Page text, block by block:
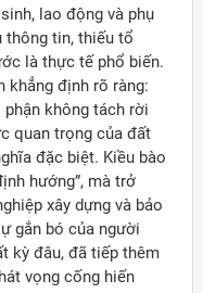
lao động và phụ
thông tin, thiếu tổ
là thực tế phổ biến.
khẳng định rõ ràng:
không tách rời
quan trọng của đất
đặc biệt. Kiều bào
hướng”, mà trở
xây dựng và bảo
gắn bó của người
kỳ đâu, đã tiếp thêm
vọng cống hiến